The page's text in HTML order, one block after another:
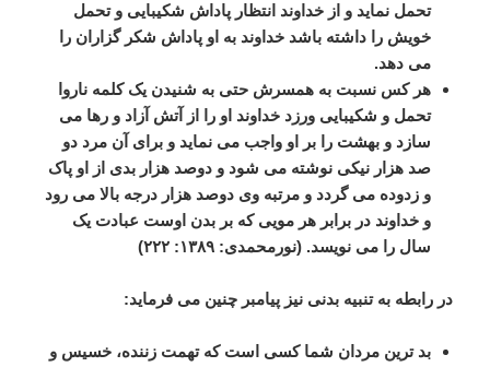
تحمل نماید و از خداوند انتظار پاداش شکیبایی و تحمل
خویش را داشته باشد خداوند به او پاداش شکر گزاران را
می دهد.
هر کس نسبت به همسرش حتی به شنیدن یک کلمه ناروا
تحمل و شکیبایی ورزد خداوند او را از آتش آزاد و رها می
سازد و بهشت را بر او واجب می نماید و برای آن مرد دو
صد هزار نیکی نوشته می شود و دوصد هزار بدی از او پاک
و زدوده می گردد و مرتبه وی دوصد هزار درجه بالا می رود
و خداوند در برابر هر مویی که بر بدن اوست عبادت یک
سال را می نویسد. (نورمحمدی:۱۳۸۹:۲۲۲)
در رابطه به تنبیه بدنی نیز پیامبر چنین می فرماید:
بد ترین مردان شما کسی است که تهمت زننده، خسیس و